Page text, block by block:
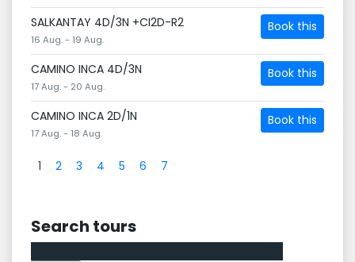
SALKANTAY 4D/3N +CI2D-R2
16 Aug. - 19 Aug.
Book this
CAMINO INCA 4D/3N
17 Aug. - 20 Aug.
Book this
CAMINO INCA 2D/1N
17 Aug. - 18 Aug.
Book this
1 2 3 4 5 6 7
Search tours